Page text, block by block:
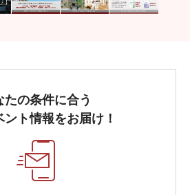
たの条件に合う
ト情報をお届け！